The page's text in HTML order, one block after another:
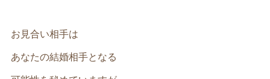
お見合い相手は
あなたの結婚相手となる